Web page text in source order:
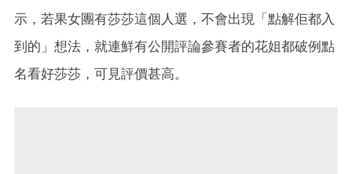
示，若果女團有莎莎這個人選，不會出現「點解佢都入
到的」想法，就連鮮有公開評論參賽者的花姐都破例點
名看好莎莎，可見評價甚高。